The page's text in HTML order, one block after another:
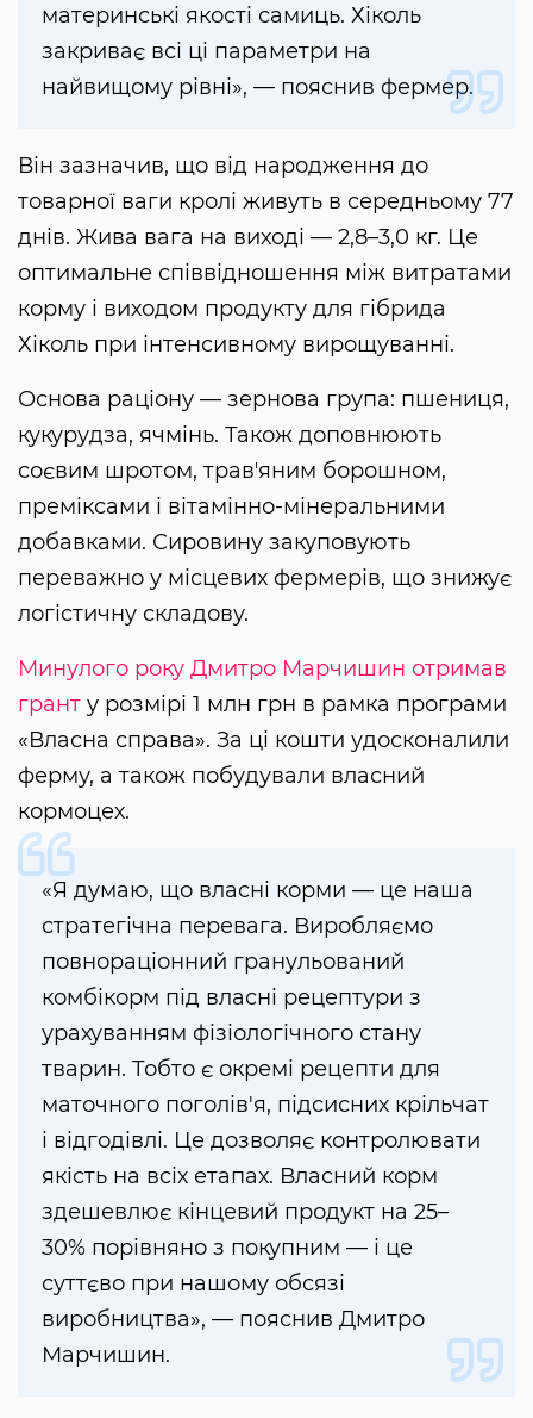
материнські якості самиць. Хіколь
закриває всі ці параметри на
найвищому рівні», — пояснив фермер.
Він зазначив, що від народження до
товарної ваги кролі живуть в середньому 77
днів. Жива вага на виході — 2,8–3,0 кг. Це
оптимальне співвідношення між витратами
корму і виходом продукту для гібрида
Хіколь при інтенсивному вирощуванні.
Основа раціону — зернова група: пшениця,
кукурудза, ячмінь. Також доповнюють
соєвим шротом, травʼяним борошном,
преміксами і вітамінно-мінеральними
добавками. Сировину закуповують
переважно у місцевих фермерів, що знижує
логістичну складову.
Минулого року Дмитро Марчишин отримав
грант у розмірі 1 млн грн в рамка програми
«Власна справа». За ці кошти удосконалили
ферму, а також побудували власний
кормоцех.
«Я думаю, що власні корми — це наша
стратегічна перевага. Виробляємо
повнораціонний гранульований
комбікорм під власні рецептури з
урахуванням фізіологічного стану
тварин. Тобто є окремі рецепти для
маточного поголів'я, підсисних крільчат
і відгодівлі. Це дозволяє контролювати
якість на всіх етапах. Власний корм
здешевлює кінцевий продукт на 25–
30% порівняно з покупним — і це
суттєво при нашому обсязі
виробництва», — пояснив Дмитро
Марчишин.